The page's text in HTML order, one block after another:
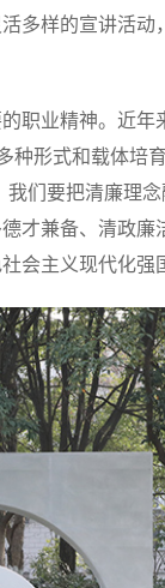
多样的宣讲活
业精神。近年
种形式和载体培
们要把清廉理
才兼备、清政
会主义现代化强